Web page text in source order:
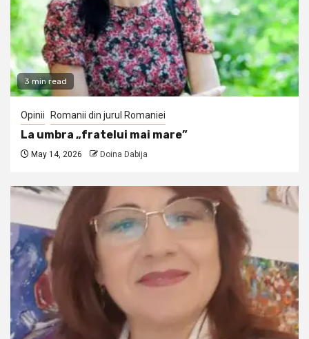
3 min read
Opinii Romanii din jurul Romaniei
La umbra „fratelui mai mare”
May 14, 2026 Doina Dabija